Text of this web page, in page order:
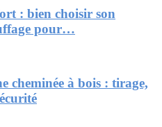
: bien choisir son
pour…
cheminée à bois : tirage,